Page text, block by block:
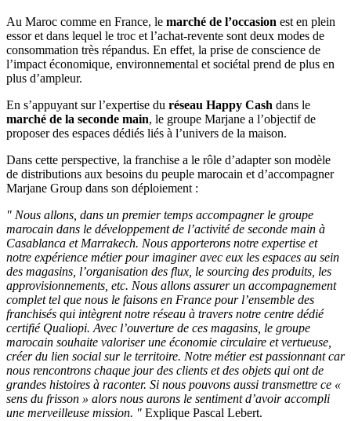
Au Maroc comme en France, le marché de l’occasion est en plein
essor et dans lequel le troc et l’achat-revente sont deux modes de
consommation très répandus. En effet, la prise de conscience de
l’impact économique, environnemental et sociétal prend de plus en
plus d’ampleur.
En s’appuyant sur l’expertise du réseau Happy Cash dans le
marché de la seconde main, le groupe Marjane a l’objectif de
proposer des espaces dédiés liés à l’univers de la maison.
Dans cette perspective, la franchise a le rôle d’adapter son modèle
de distributions aux besoins du peuple marocain et d’accompagner
Marjane Group dans son déploiement :
" Nous allons, dans un premier temps accompagner le groupe
marocain dans le développement de l’activité de seconde main à
Casablanca et Marrakech. Nous apporterons notre expertise et
notre expérience métier pour imaginer avec eux les espaces au sein
des magasins, l’organisation des flux, le sourcing des produits, les
approvisionnements, etc. Nous allons assurer un accompagnement
complet tel que nous le faisons en France pour l’ensemble des
franchisés qui intègrent notre réseau à travers notre centre dédié
certifié Qualiopi. Avec l’ouverture de ces magasins, le groupe
marocain souhaite valoriser une économie circulaire et vertueuse,
créer du lien social sur le territoire. Notre métier est passionnant car
nous rencontrons chaque jour des clients et des objets qui ont de
grandes histoires à raconter. Si nous pouvons aussi transmettre ce «
sens du frisson » alors nous aurons le sentiment d’avoir accompli
une merveilleuse mission. " Explique Pascal Lebert.